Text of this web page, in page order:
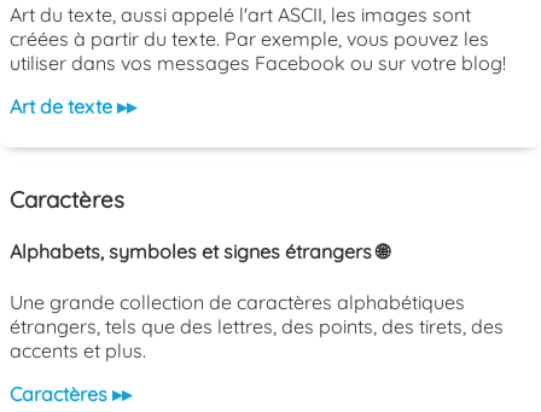
Art du texte, aussi appelé l'art ASCII, les images sont
créées à partir du texte. Par exemple, vous pouvez les
utiliser dans vos messages Facebook ou sur votre blog!
Art de texte ▸▸
Caractères
Alphabets, symboles et signes étrangers 🌐
Une grande collection de caractères alphabétiques
étrangers, tels que des lettres, des points, des tirets, des
accents et plus.
Caractères ▸▸